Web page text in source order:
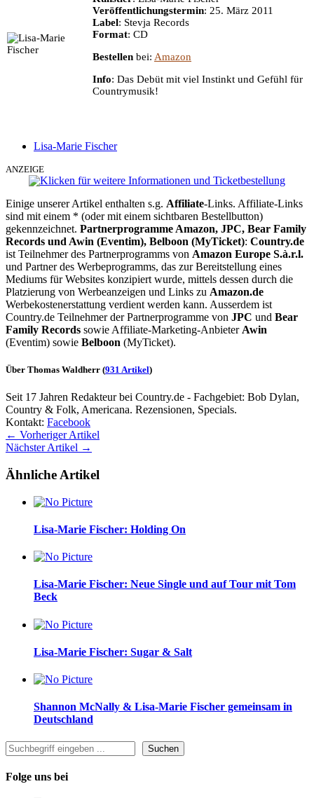
Veröffentlichungstermin: 25. März 2011
Label: Stevja Records
Format: CD
Bestellen bei: Amazon
Info: Das Debüt mit viel Instinkt und Gefühl für
Countrymusik!
Lisa-Marie Fischer
ANZEIGE
Einige unserer Artikel enthalten s.g. Affiliate-Links. Affiliate-Links
sind mit einem * (oder mit einem sichtbaren Bestellbutton)
gekennzeichnet. Partnerprogramme Amazon, JPC, Bear Family
Records und Awin (Eventim), Belboon (MyTicket): Country.de
ist Teilnehmer des Partnerprogramms von Amazon Europe S.à.r.l.
und Partner des Werbeprogramms, das zur Bereitstellung eines
Mediums für Websites konzipiert wurde, mittels dessen durch die
Platzierung von Werbeanzeigen und Links zu Amazon.de
Werbekostenerstattung verdient werden kann. Ausserdem ist
Country.de Teilnehmer der Partnerprogramme von JPC und Bear
Family Records sowie Affiliate-Marketing-Anbieter Awin
(Eventim) sowie Belboon (MyTicket).
Über Thomas Waldherr (931 Artikel)
Seit 17 Jahren Redakteur bei Country.de - Fachgebiet: Bob Dylan,
Country & Folk, Americana. Rezensionen, Specials.
Kontakt: Facebook
← Vorheriger Artikel
Nächster Artikel →
Ähnliche Artikel
Lisa-Marie Fischer: Holding On
Lisa-Marie Fischer: Neue Single und auf Tour mit Tom
Beck
Lisa-Marie Fischer: Sugar & Salt
Shannon McNally & Lisa-Marie Fischer gemeinsam in
Deutschland
Suchen Suchen
Folge uns bei